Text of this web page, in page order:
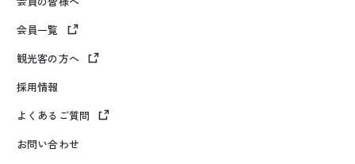
会員一覧
観光客の方へ
採用情報
よくあるご質問
お問い合わせ